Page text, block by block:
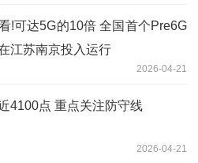
!可达5G的10倍 全国首个Pre6G
江苏南京投入运行
2026-04-21
4100点 重点关注防守线
2026-04-21